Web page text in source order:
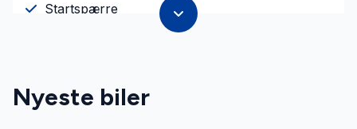
Startspærre
Nyeste biler